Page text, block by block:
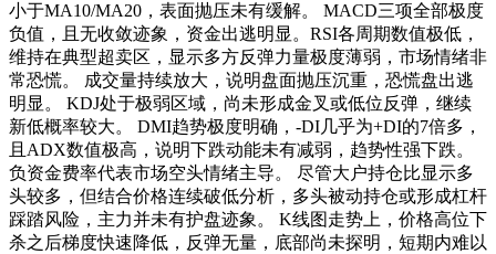
小于MA10/MA20，表面抛压未有缓解。 MACD三项全部极度
负值，且无收敛迹象，资金出逃明显。RSI各周期数值极低，
维持在典型超卖区，显示多方反弹力量极度薄弱，市场情绪非
常恐慌。 成交量持续放大，说明盘面抛压沉重，恐慌盘出逃
明显。 KDJ处于极弱区域，尚未形成金叉或低位反弹，继续
新低概率较大。 DMI趋势极度明确，-DI几乎为+DI的7倍多，
且ADX数值极高，说明下跌动能未有减弱，趋势性强下跌。
负资金费率代表市场空头情绪主导。 尽管大户持仓比显示多
头较多，但结合价格连续破低分析，多头被动持仓或形成杠杆
踩踏风险，主力并未有护盘迹象。 K线图走势上，价格高位下
杀之后梯度快速降低，反弹无量，底部尚未探明，短期内难以